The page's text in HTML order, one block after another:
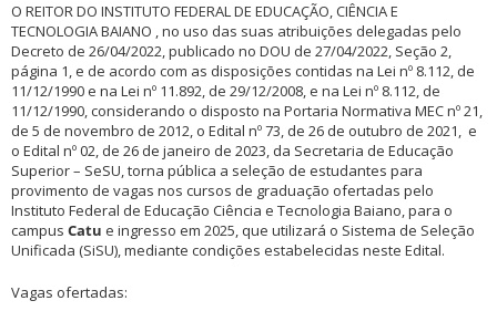
O REITOR DO INSTITUTO FEDERAL DE EDUCAÇÃO, CIÊNCIA E
TECNOLOGIA BAIANO , no uso das suas atribuições delegadas pelo
Decreto de 26/04/2022, publicado no DOU de 27/04/2022, Seção 2,
página 1, e de acordo com as disposições contidas na Lei nº 8.112, de
11/12/1990 e na Lei nº 11.892, de 29/12/2008, e na Lei nº 8.112, de
11/12/1990, considerando o disposto na Portaria Normativa MEC nº 21,
de 5 de novembro de 2012, o Edital nº 73, de 26 de outubro de 2021, e
o Edital nº 02, de 26 de janeiro de 2023, da Secretaria de Educação
Superior – SeSU, torna pública a seleção de estudantes para
provimento de vagas nos cursos de graduação ofertadas pelo
Instituto Federal de Educação Ciência e Tecnologia Baiano, para o
campus Catu e ingresso em 2025, que utilizará o Sistema de Seleção
Unificada (SiSU), mediante condições estabelecidas neste Edital.
Vagas ofertadas: